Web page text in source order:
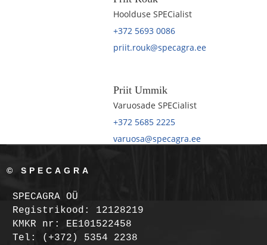
Hoolduse SPECialist
+372 5693 0086
priit.rouk@specagra.ee
Priit Ummik
Varuosade SPECialist
+372 5685 2225
varuosa@specagra.ee
© SPECAGRA
SPECAGRA OÜ
Registrikood: 12128219
KMKR nr: EE101522458
Tel: (+372) 5354 2238